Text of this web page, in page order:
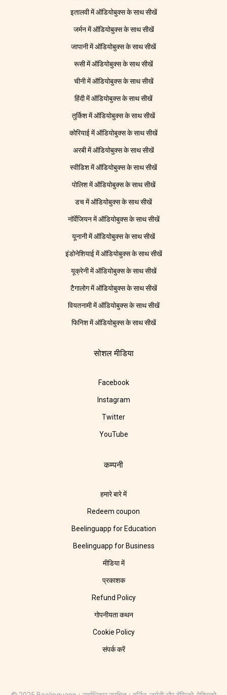
इतालवी में ऑडियोबुक्स के साथ सीखें
जर्मन में ऑडियोबुक्स के साथ सीखें
जापानी में ऑडियोबुक्स के साथ सीखें
रूसी में ऑडियोबुक्स के साथ सीखें
चीनी में ऑडियोबुक्स के साथ सीखें
हिंदी में ऑडियोबुक्स के साथ सीखें
तुर्किश में ऑडियोबुक्स के साथ सीखें
कोरियाई में ऑडियोबुक्स के साथ सीखें
अरबी में ऑडियोबुक्स के साथ सीखें
स्वीडिश में ऑडियोबुक्स के साथ सीखें
पोलिश में ऑडियोबुक्स के साथ सीखें
डच में ऑडियोबुक्स के साथ सीखें
नॉर्वेजियन में ऑडियोबुक्स के साथ सीखें
यूनानी में ऑडियोबुक्स के साथ सीखें
इंडोनेशियाई में ऑडियोबुक्स के साथ सीखें
यूक्रेनी में ऑडियोबुक्स के साथ सीखें
टैगालोग में ऑडियोबुक्स के साथ सीखें
वियतनामी में ऑडियोबुक्स के साथ सीखें
फिनिश में ऑडियोबुक्स के साथ सीखें
सोशल मीडिया
Facebook
Instagram
Twitter
YouTube
कम्पनी
हमारे बारे में
Redeem coupon
Beelinguapp for Education
Beelinguapp for Business
मीडिया में
प्रकाशक
Refund Policy
गोपनीयता कथन
Cookie Policy
संपर्क करें